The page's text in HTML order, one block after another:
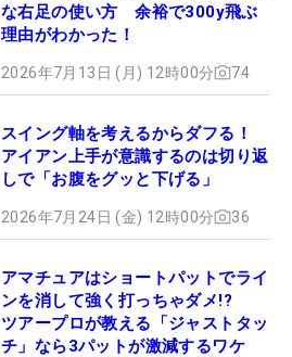
な右足の使い方 余裕で300y飛ぶ
理由がわかった！
2026年7月13日 (月) 12時00分 74
スイング軸を考えるからダフる！
アイアン上手が意識するのは切り返
しで「お腹をグッと下げる」
2026年7月24日 (金) 12時00分 36
アマチュアはショートパットでライ
ンを消して強く打っちゃダメ!?
ツアープロが教える「ジャストタッ
チ」なら3パットが激減するワケ